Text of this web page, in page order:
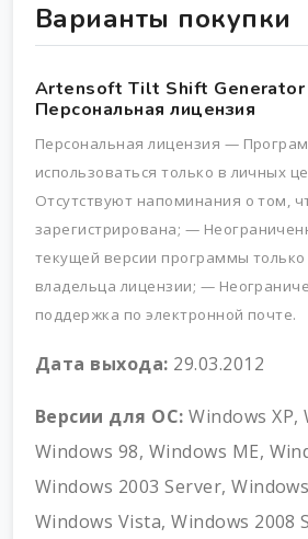
Варианты покупки
Artensoft Tilt Shift Generator
Персональная лицензия
Персональная лицензия —
использоваться только в личных
Отсутствуют напоминания о том,
зарегистрирована; —
текущей версии программы
владельца лицензии; —
поддержка по электронной почте.
Дата выхода: 29.03.2012
Версии для ОС: Windows XP,
Windows 98, Windows ME,
Windows 2003 Server,
Windows Vista, Windows 2008